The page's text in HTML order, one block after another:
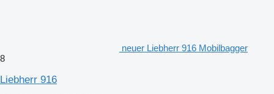
neuer Liebherr 916 Mobilbagger
8
Liebherr 916